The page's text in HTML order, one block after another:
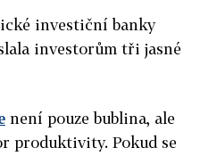
investiční banky
investorům tři jasné
není pouze bublina, ale
produktivity. Pokud se